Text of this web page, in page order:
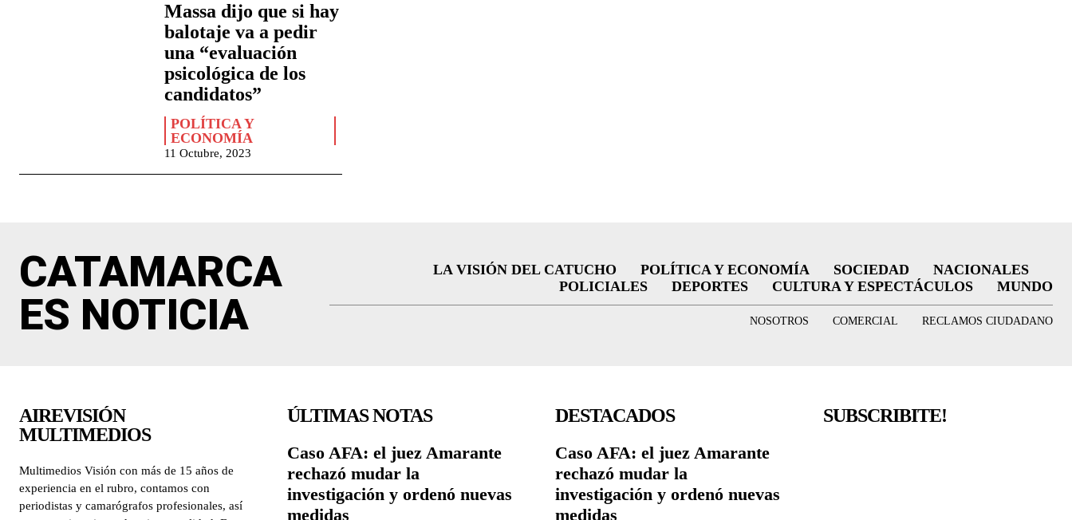
Massa dijo que si hay
balotaje va a pedir
una “evaluación
psicológica de los
candidatos”
POLÍTICA Y
ECONOMÍA
11 Octubre, 2023
CATAMARCA
ES NOTICIA
LA VISIÓN DEL CATUCHO POLÍTICA Y ECONOMÍA SOCIEDAD
NACIONALES
POLICIALES
DEPORTES CULTURA Y ESPECTÁCULOS MUNDO
NOSOTROS COMERCIAL RECLAMOS CIUDADANO
AIREVISIÓN
MULTIMEDIOS
Multimedios Visión con más de 15 años de
experiencia en el rubro, contamos con
periodistas y camarógrafos profesionales, así
ÚLTIMAS NOTAS
Caso AFA: el juez Amarante
rechazó mudar la
investigación y ordenó nuevas
medidas
DESTACADOS
Caso AFA: el juez Amarante
rechazó mudar la
investigación y ordenó nuevas
medidas
SUBSCRIBITE!